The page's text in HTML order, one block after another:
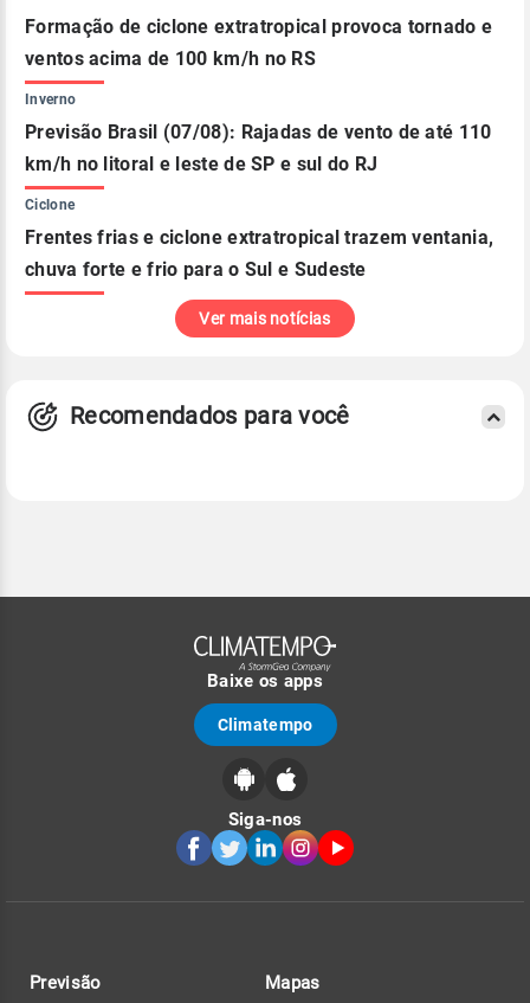
Formação de ciclone extratropical provoca tornado e
ventos acima de 100 km/h no RS
Inverno
Previsão Brasil (07/08): Rajadas de vento de até 110
km/h no litoral e leste de SP e sul do RJ
Ciclone
Frentes frias e ciclone extratropical trazem ventania,
chuva forte e frio para o Sul e Sudeste
Ver mais notícias
Recomendados para você
Baixe os apps
Climatempo
Siga-nos
Previsão Mapas